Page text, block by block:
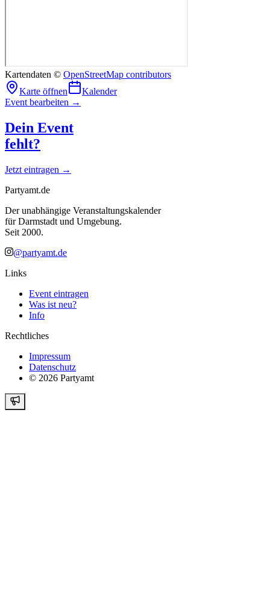
Kartendaten © OpenStreetMap contributors
Karte öffnen
Kalender
Event bearbeiten →
Dein Event
fehlt?
Jetzt eintragen →
Partyamt.de
Der unabhängige Veranstaltungskalender
für Darmstadt und Umgebung.
Seit 2000.
@partyamt.de
Links
Event eintragen
Was ist neu?
Info
Rechtliches
Impressum
Datenschutz
© 2026 Partyamt